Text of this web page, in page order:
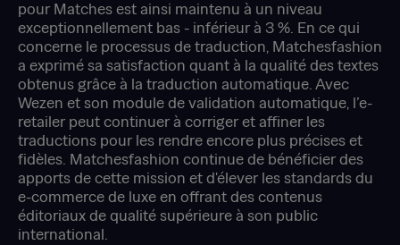
pour Matches est ainsi maintenu à un niveau
exceptionnellement bas - inférieur à 3 %. En ce qui
concerne le processus de traduction, Matchesfashion
a exprimé sa satisfaction quant à la qualité des textes
obtenus grâce à la traduction automatique. Avec
Wezen et son module de validation automatique, l’e-
retailer peut continuer à corriger et affiner les
traductions pour les rendre encore plus précises et
fidèles. Matchesfashion continue de bénéficier des
apports de cette mission et d'élever les standards du
e-commerce de luxe en offrant des contenus
éditoriaux de qualité supérieure à son public
international.